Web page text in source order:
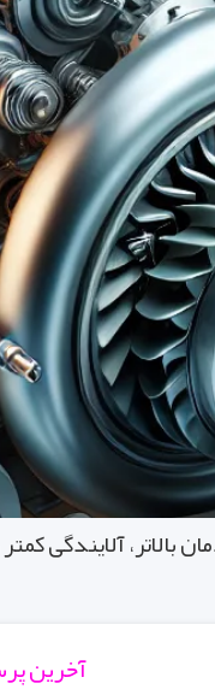
آلایندگی
آخرین